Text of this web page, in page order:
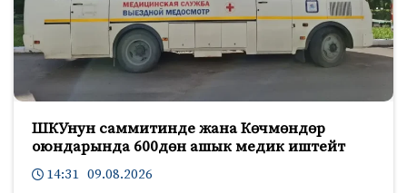
ШКУнун саммитинде жана Көчмөндөр
оюндарында 600дөн ашык медик иштейт
14:31 09.08.2026